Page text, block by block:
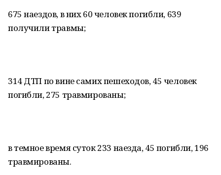
675 наездов, в них 60 человек погибли, 639
получили травмы;
314 ДТП по вине самих пешеходов, 45 человек
погибли, 275 травмированы;
в темное время суток 233 наезда, 45 погибли, 196
травмированы.